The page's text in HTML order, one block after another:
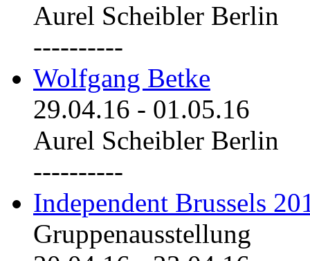
Aurel Scheibler Berlin
----------
Wolfgang Betke
29.04.16 - 01.05.16
Aurel Scheibler Berlin
----------
Independent Brussels
Gruppenausstellung